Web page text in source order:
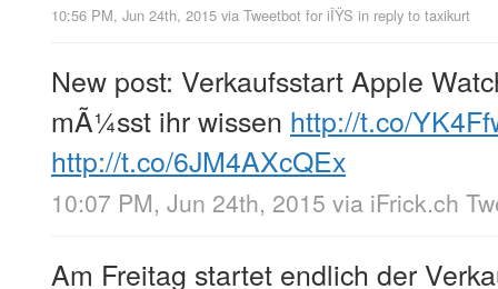
10:56 PM, Jun 24th, 2015 via Tweetbot for iÎŸS in reply to taxikurt
New post: Verkaufsstart Apple
mÃ¼sst ihr wissen http://t.co/
http://t.co/6JM4AXcQEx
10:07 PM, Jun 24th, 2015 via iFrick.ch
Am Freitag startet endlich der